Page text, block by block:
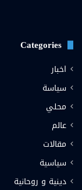
Categories
اخبار
سياسة
محلي
عالم
مقالات
سياسية
دينية و روحانية